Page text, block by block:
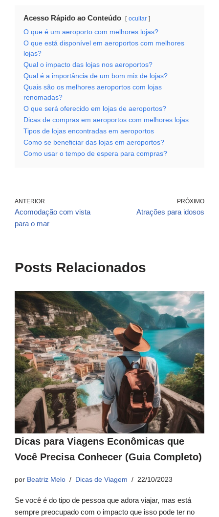
Acesso Rápido ao Conteúdo ocultar
O que é um aeroporto com melhores lojas?
O que está disponível em aeroportos com melhores
lojas?
Qual o impacto das lojas nos aeroportos?
Qual é a importância de um bom mix de lojas?
Quais são os melhores aeroportos com lojas
renomadas?
O que será oferecido em lojas de aeroportos?
Dicas de compras em aeroportos com melhores lojas
Tipos de lojas encontradas em aeroportos
Como se beneficiar das lojas em aeroportos?
Como usar o tempo de espera para compras?
ANTERIOR
Acomodação com vista
para o mar
PRÓXIMO
Atrações para idosos
Posts Relacionados
Dicas para Viagens Econômicas que
Você Precisa Conhecer (Guia Completo)
por Beatriz Melo Dicas de Viagem 22/10/2023
Se você é do tipo de pessoa que adora viajar, mas está
sempre preocupado com o impacto que isso pode ter no